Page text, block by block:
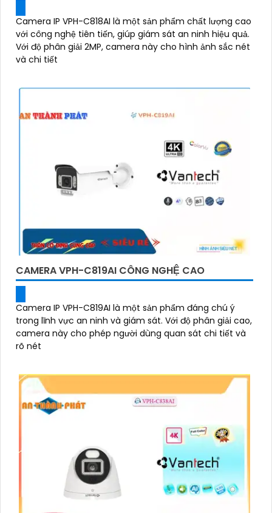
Camera IP VPH-C818AI là một sản phẩm chất lượng cao
với công nghệ tiên tiến, giúp giám sát an ninh hiệu quả.
Với độ phân giải 2MP, camera này cho hình ảnh sắc nét
và chi tiết
CAMERA VPH-C819AI CÔNG NGHỆ CAO
Camera IP VPH-C819AI là một sản phẩm đáng chú ý
trong lĩnh vực an ninh và giám sát. Với độ phân giải cao,
camera này cho phép người dùng quan sát chi tiết và
rõ nét